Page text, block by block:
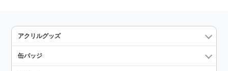
アクリルグッズ
缶バッジ